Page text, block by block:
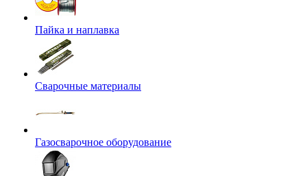
Пайка и наплавка
Сварочные материалы
Газосварочное оборудование